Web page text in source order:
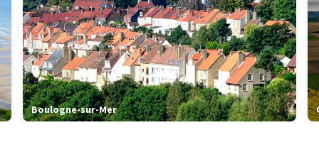
Boulogne-sur-Mer